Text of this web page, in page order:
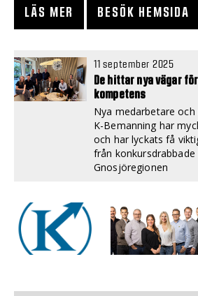
LÄS MER BESÖK HEMSIDA
11 september 2025
De hittar nya vägar
kompetens
Nya medarbetare
K-Bemanning har
och har lyckats få
från
Gnosjöregionen